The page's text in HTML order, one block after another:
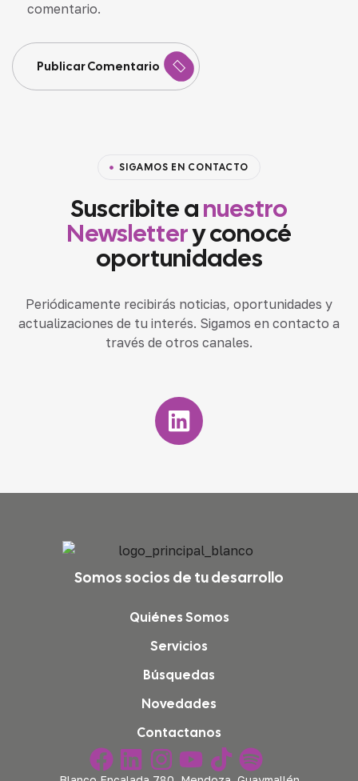
comentario.
Publicar Comentario
SIGAMOS EN CONTACTO
Suscribite anuestro
Newslettery conocé
oportunidades
Periódicamente recibirás noticias, oportunidades y
actualizaciones de tu interés. Sigamos en contacto a
través de otros canales.
Somos socios de tu desarrollo
Quiénes Somos
Servicios
Búsquedas
Novedades
Contactanos